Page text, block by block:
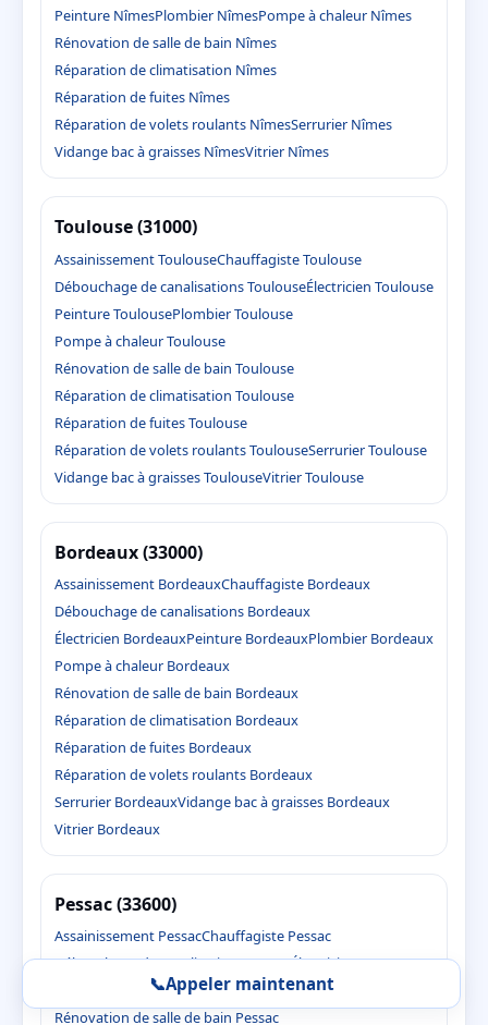
Peinture NîmesPlombier NîmesPompe à chaleur Nîmes
Rénovation de salle de bain Nîmes
Réparation de climatisation Nîmes
Réparation de fuites Nîmes
Réparation de volets roulants NîmesSerrurier Nîmes
Vidange bac à graisses NîmesVitrier Nîmes
Toulouse (31000)
Assainissement ToulouseChauffagiste Toulouse
Débouchage de canalisations ToulouseÉlectricien Toulouse
Peinture ToulousePlombier Toulouse
Pompe à chaleur Toulouse
Rénovation de salle de bain Toulouse
Réparation de climatisation Toulouse
Réparation de fuites Toulouse
Réparation de volets roulants ToulouseSerrurier Toulouse
Vidange bac à graisses ToulouseVitrier Toulouse
Bordeaux (33000)
Assainissement BordeauxChauffagiste Bordeaux
Débouchage de canalisations Bordeaux
Électricien BordeauxPeinture BordeauxPlombier Bordeaux
Pompe à chaleur Bordeaux
Rénovation de salle de bain Bordeaux
Réparation de climatisation Bordeaux
Réparation de fuites Bordeaux
Réparation de volets roulants Bordeaux
Serrurier BordeauxVidange bac à graisses Bordeaux
Vitrier Bordeaux
Pessac (33600)
Assainissement PessacChauffagiste Pessac
Débouchage de canalisations PessacÉlectricien Pessac
Peinture PessacPlombier PessacPompe à chaleur Pessac
Rénovation de salle de bain Pessac
📞Appeler maintenant